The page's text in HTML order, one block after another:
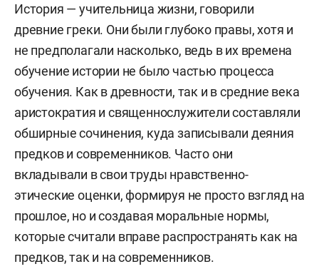
История — учительница жизни, говорили
древние греки. Они были глубоко правы, хотя и
не предполагали насколько, ведь в их времена
обучение истории не было частью процесса
обучения. Как в древности, так и в средние века
аристократия и священнослужители составляли
обширные сочинения, куда записывали деяния
предков и современников. Часто они
вкладывали в свои труды нравственно-
этические оценки, формируя не просто взгляд на
прошлое, но и создавая моральные нормы,
которые считали вправе распространять как на
предков, так и на современников.